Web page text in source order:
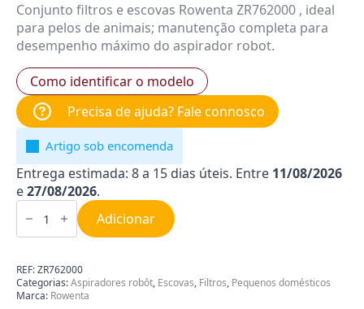
Conjunto filtros e escovas Rowenta ZR762000 , ideal
para pelos de animais; manutenção completa para
desempenho máximo do aspirador robot.
Como identificar o modelo
Precisa de ajuda? Fale connosco
Artigo sob encomenda
Entrega estimada: 8 a 15 dias úteis. Entre 11/08/2026
e27/08/2026.
Quantidade
de
Animal
ZR762000
Rowenta
Adicionar
REF:ZR762000
Categorias:Aspiradores robôt, Escovas, Filtros, Pequenos domésticos
Marca: Rowenta